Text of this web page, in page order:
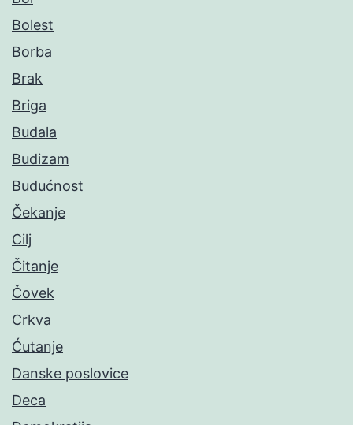
Bolest
Borba
Brak
Briga
Budala
Budizam
Budućnost
Čekanje
Cilj
Čitanje
Čovek
Crkva
Ćutanje
Danske poslovice
Deca